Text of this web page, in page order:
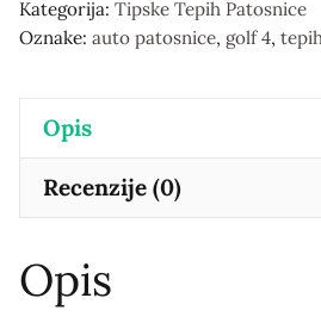
Kategorija: Tipske Tepih Patosnice
Oznake: auto patosnice, golf 4,
Opis
Recenzije (0)
Opis